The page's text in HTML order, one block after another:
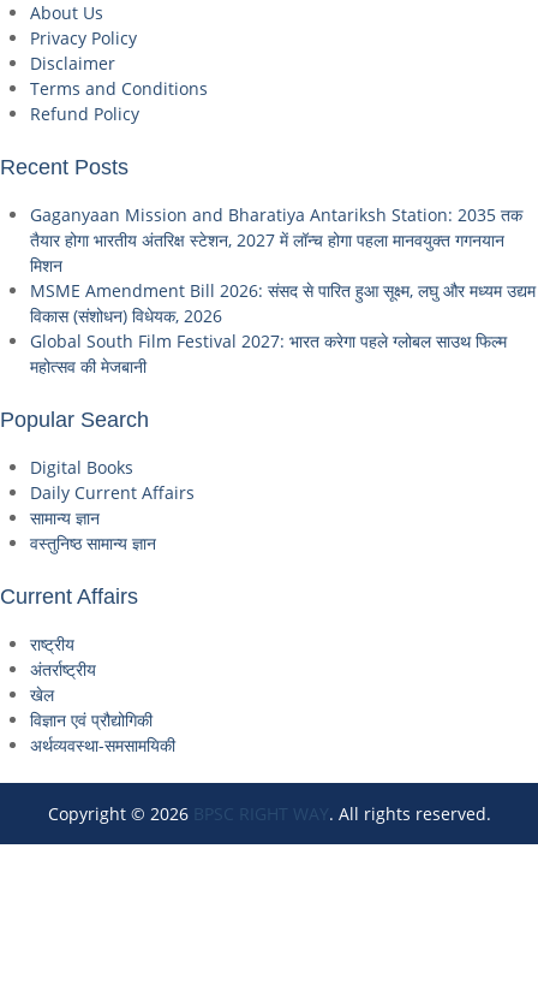
About Us
Privacy Policy
Disclaimer
Terms and Conditions
Refund Policy
Recent Posts
Gaganyaan Mission and Bharatiya Antariksh Station: 2035 तक
तैयार होगा भारतीय अंतरिक्ष स्टेशन, 2027 में लॉन्च होगा पहला मानवयुक्त गगनयान
मिशन
MSME Amendment Bill 2026: संसद से पारित हुआ सूक्ष्म, लघु और मध्यम उद्यम
विकास (संशोधन) विधेयक, 2026
Global South Film Festival 2027: भारत करेगा पहले ग्लोबल साउथ फिल्म
महोत्सव की मेजबानी
Popular Search
Digital Books
Daily Current Affairs
सामान्य ज्ञान
वस्तुनिष्ठ सामान्य ज्ञान
Current Affairs
राष्ट्रीय
अंतर्राष्ट्रीय
खेल
विज्ञान एवं प्रौद्योगिकी
अर्थव्यवस्था-समसामयिकी
Copyright © 2026 BPSC RIGHT WAY . All rights reserved.